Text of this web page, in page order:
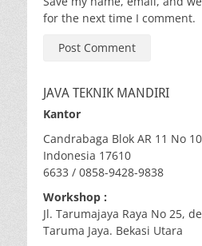
for the next time I comment.
JAVA TEKNIK MANDIRI
Kantor
Candrabaga Blok AR 11 No
Indonesia 17610
6633 / 0858-9428-9838
Workshop :
Jl. Tarumajaya Raya No 25,
Taruma Jaya. Bekasi Utara